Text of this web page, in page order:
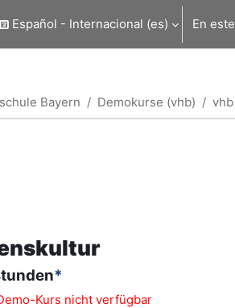
Español - Internacional ‎(es)‎ En
Bayern Demokurse (vhb)
*
Kurs nicht verfügbar